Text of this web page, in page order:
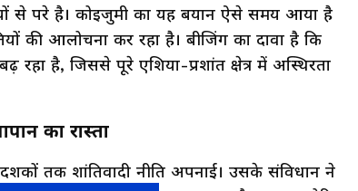
से परे है। कोइजुमी का यह बयान ऐसे समय आया है
की आलोचना कर रहा है। बीजिंग का दावा है कि
रहा है, जिससे पूरे एशिया-प्रशांत क्षेत्र में अस्थिरता
का रास्ता
दशकों तक शांतिवादी नीति अपनाई। उसके संविधान ने